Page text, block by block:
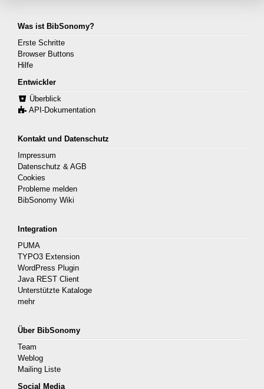
Was ist BibSonomy?
Erste Schritte
Browser Buttons
Hilfe
Entwickler
Überblick
API-Dokumentation
Kontakt und Datenschutz
Impressum
Datenschutz & AGB
Cookies
Probleme melden
BibSonomy Wiki
Integration
PUMA
TYPO3 Extension
WordPress Plugin
Java REST Client
Unterstützte Kataloge
mehr
Über BibSonomy
Team
Weblog
Mailing Liste
Social Media